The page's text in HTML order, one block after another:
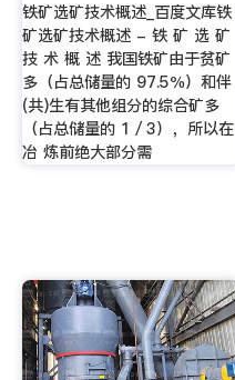
铁矿选矿技术概述_百度文库铁
矿选矿技术概述 - 铁 矿 选 矿
技 术 概 述 我国铁矿由于贫矿
多（占总储量的 97.5％）和伴
(共)生有其他组分的综合矿多
（占总储量的 1／3），所以在
冶 炼前绝大部分需